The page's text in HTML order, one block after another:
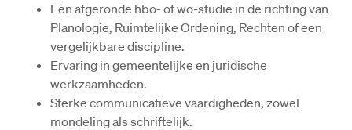
Een afgeronde hbo- of wo-studie in de richting van
Planologie, Ruimtelijke Ordening, Rechten of een
vergelijkbare discipline.
Ervaring in gemeentelijke en juridische
werkzaamheden.
Sterke communicatieve vaardigheden, zowel
mondeling als schriftelijk.